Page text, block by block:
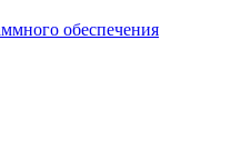
обеспечения